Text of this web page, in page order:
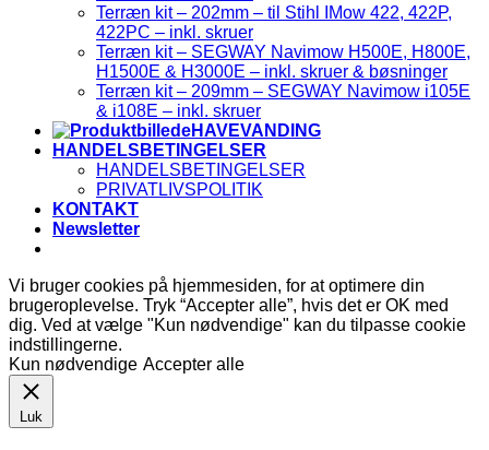
Terræn kit – 202mm – til Stihl IMow 422, 422P,
422PC – inkl. skruer
Terræn kit – SEGWAY Navimow H500E, H800E,
H1500E & H3000E – inkl. skruer & bøsninger
Terræn kit – 209mm – SEGWAY Navimow i105E
& i108E – inkl. skruer
HAVEVANDING
HANDELSBETINGELSER
HANDELSBETINGELSER
PRIVATLIVSPOLITIK
KONTAKT
Newsletter
Vi bruger cookies på hjemmesiden, for at optimere din
brugeroplevelse. Tryk “Accepter alle”, hvis det er OK med
dig. Ved at vælge "Kun nødvendige" kan du tilpasse cookie
indstillingerne.
Kun nødvendige Accepter alle
Luk